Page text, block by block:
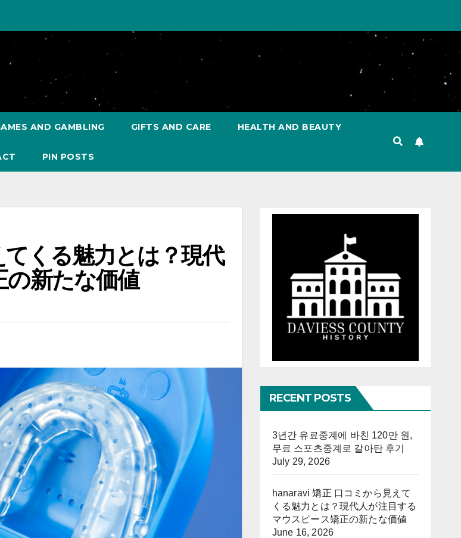
AND GAMBLING GIFTS AND CARE HEALTH AND BEAUTY
PIN POSTS
くる魅力とは？現代
の新たな価値
RECENT POSTS
3년간 유료중계에 바친 120만 원,
무료 스포츠중계로 갈아탄 후기
July 29, 2026
hanaravi 矯正 口コミから見えて
くる魅力とは？現代人が注目する
マウスピース矯正の新たな価値
June 16, 2026